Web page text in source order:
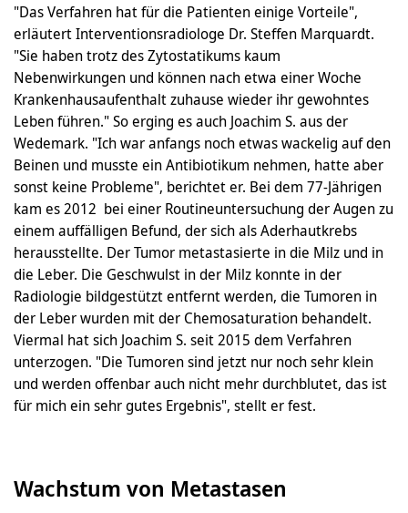
"Das Verfahren hat für die Patienten einige Vorteile",
erläutert Interventionsradiologe Dr. Steffen Marquardt.
"Sie haben trotz des Zytostatikums kaum
Nebenwirkungen und können nach etwa einer Woche
Krankenhausaufenthalt zuhause wieder ihr gewohntes
Leben führen." So erging es auch Joachim S. aus der
Wedemark. "Ich war anfangs noch etwas wackelig auf den
Beinen und musste ein Antibiotikum nehmen, hatte aber
sonst keine Probleme", berichtet er. Bei dem 77-Jährigen
kam es 2012 bei einer Routineuntersuchung der Augen zu
einem auffälligen Befund, der sich als Aderhautkrebs
herausstellte. Der Tumor metastasierte in die Milz und in
die Leber. Die Geschwulst in der Milz konnte in der
Radiologie bildgestützt entfernt werden, die Tumoren in
der Leber wurden mit der Chemosaturation behandelt.
Viermal hat sich Joachim S. seit 2015 dem Verfahren
unterzogen. "Die Tumoren sind jetzt nur noch sehr klein
und werden offenbar auch nicht mehr durchblutet, das ist
für mich ein sehr gutes Ergebnis", stellt er fest.
Wachstum von Metastasen